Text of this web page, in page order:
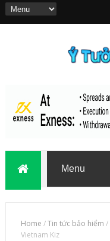
Home /Tin tức bảo hiểm /
Vietnam Kiz